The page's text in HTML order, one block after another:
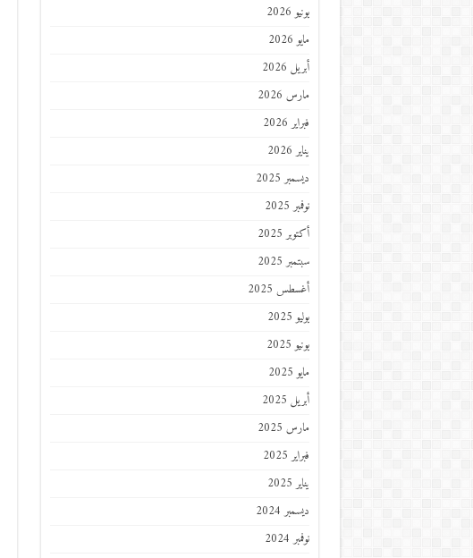
يونيو 2026
مايو 2026
أبريل 2026
مارس 2026
فبراير 2026
يناير 2026
ديسمبر 2025
نوفمبر 2025
أكتوبر 2025
سبتمبر 2025
أغسطس 2025
يوليو 2025
يونيو 2025
مايو 2025
أبريل 2025
مارس 2025
فبراير 2025
يناير 2025
ديسمبر 2024
نوفمبر 2024